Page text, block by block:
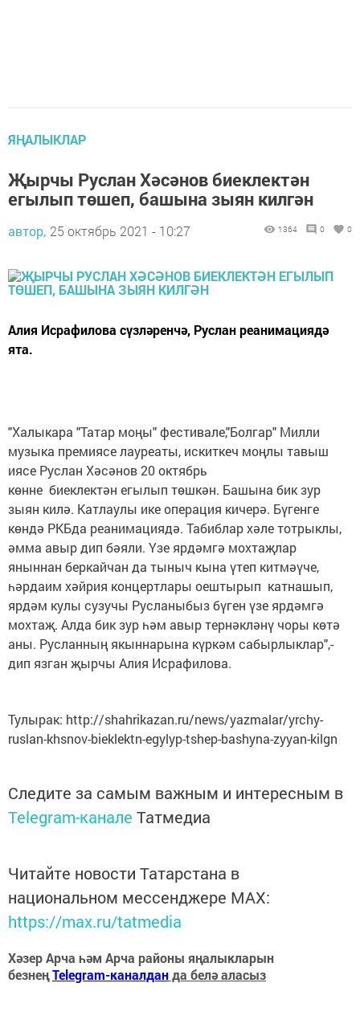
ЯҢАЛЫКЛАР
Җырчы Руслан Хәсәнов биеклектән
егылып төшеп, башына зыян килгән
автор, 25 октябрь 2021 - 10:27 1364 0 0
Алия Исрафилова сүзләренчә, Руслан реанимациядә
ята.
"Халыкара "Татар моңы" фестивале,"Болгар" Милли
музыка премиясе лауреаты, искиткеч моңлы тавыш
иясе Руслан Хәсәнов 20 октябрь
көнне биеклектән егылып төшкән. Башына бик зур
зыян килә. Катлаулы ике операция кичерә. Бүгенге
көндә РКБда реанимациядә. Табиблар хәле тотрыклы,
әмма авыр дип бәяли. Үзе ярдәмгә мохтаҗлар
яныннан беркайчан да тыныч кына үтеп китмәүче,
һәрдаим хәйрия концертлары оештырып катнашып,
ярдәм кулы сузучы Русланыбыз бүген үзе ярдәмгә
мохтаҗ. Алда бик зур һәм авыр тернәкләнү чоры көтә
аны. Русланның якыннарына күркәм сабырлыклар",-
дип язган җырчы Алия Исрафилова.
Тулырак: http://shahrikazan.ru/news/yazmalar/yrchy-
ruslan-khsnov-bieklektn-egylyp-tshep-bashyna-zyyan-kilgn
Следите за самым важным и интересным в
Telegram-канале Татмедиа
Читайте новости Татарстана в
национальном мессенджере MАХ:
https://max.ru/tatmedia
Хәзер Арча һәм Арча районы яңалыкларын
безнеңTelegram-каналданда белә аласыз